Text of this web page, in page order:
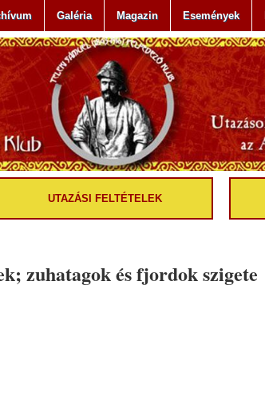
Galéria Magazin Események
UTAZÁSI FELTÉTELEK
zuhatagok és fjordok szigete